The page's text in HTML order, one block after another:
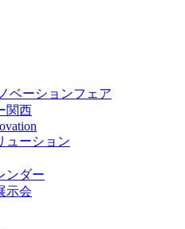
ベーションフェア
関西
ューション
ンダー
示会